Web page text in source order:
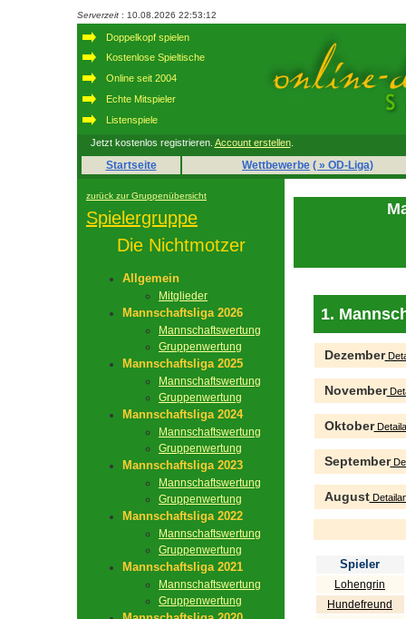
Serverzeit : 10.08.2026 22:53:12
Doppelkopf spielen
Kostenlose Spieltische
Online seit 2004
Echte Mitspieler
Listenspiele
Jetzt kostenlos registrieren. Account erstellen.
Startseite Wettbewerbe ( » OD-Liga)
zurück zur Gruppenübersicht
Spielergruppe
Die Nichtmotzer
Allgemein
Mitglieder
Mannschaftsliga 2026
Mannschaftswertung
Gruppenwertung
Mannschaftsliga 2025
Mannschaftswertung
Gruppenwertung
Mannschaftsliga 2024
Mannschaftswertung
Gruppenwertung
Mannschaftsliga 2023
Mannschaftswertung
Gruppenwertung
Mannschaftsliga 2022
Mannschaftswertung
Gruppenwertung
Mannschaftsliga 2021
Mannschaftswertung
Gruppenwertung
1.
Dezember
November
Oktober
September
August
Spieler
Lohengrin
Hundefreund